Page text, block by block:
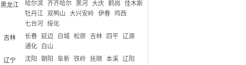
黑龙江 哈尔滨 齐齐哈尔 黑河 大庆 鹤岗
佳木斯
牡丹江
双鸭山 大兴安岭 伊春 鸡西
七台河
绥化
吉林
长春 延边 白城 松原 吉林 四平 辽源
通化
白山
辽宁
沈阳 朝阳 阜新 铁岭 抚顺 本溪 辽阳